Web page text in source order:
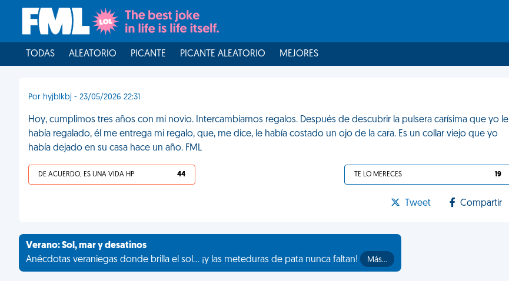
TODAS ALEATORIO PICANTE PICANTE ALEATORIO MEJORES
Por hyjblkbj - 23/05/2026 22:31
Hoy, cumplimos tres años con mi novio. Intercambiamos regalos. Después de descubrir la pulsera carísima que yo le
había regalado, él me entrega mi regalo, que, me dice, le había costado un ojo de la cara. Es un collar viejo que yo
había dejado en su casa hace un año. FML
DE ACUERDO, ES UNA VIDA HP 44 TE LO MERECES 19
Tweet Compartir
Verano: Sol, mar y desatinos
Anécdotas veraniegas donde brilla el sol... ¡y las meteduras de pata nunca faltan!
Más…